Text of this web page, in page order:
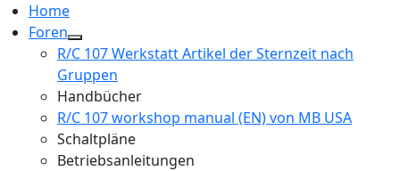
Home
Foren
R/C 107 Werkstatt Artikel der Sternzeit nach
Gruppen
Handbücher
R/C 107 workshop manual (EN) von MB USA
Schaltpläne
Betriebsanleitungen